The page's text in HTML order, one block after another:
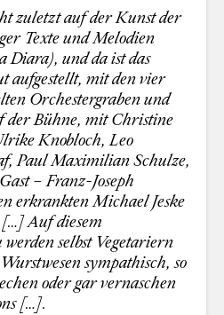
zuletzt auf der Kunst der
Texte und Melodien
Diara), und da ist das
aufgestellt, mit den vier
Orchestergraben und
der Bühne, mit Christine
Knobloch, Leo
Paul Maximilian Schulze,
– Franz-Joseph
erkrankten Michael Jeske
Auf diesem
selbst Vegetariern
sympathisch, so
oder gar vernaschen
[…].